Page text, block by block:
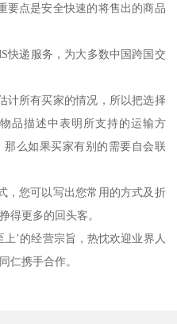
要点是安全快速的将售出的商品
快递服务，为大多数中国跨国交
计所有买家的情况，所以把选择
品描述中表明所支持的运输方
么如果买家有别的需要自会联
，您可以写出您常用的方式及折
得更多的回头客。
’的经营宗旨，热忱欢迎业界人
仁携手合作。